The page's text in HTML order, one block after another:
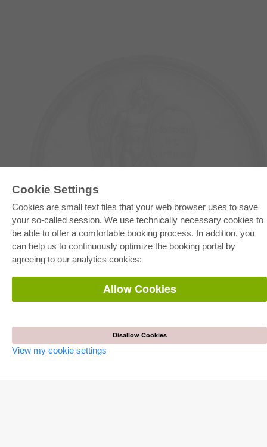
Cookie Settings
Cookies are small text files that your web browser uses to save
your so-called session. We use technically necessary cookies to
be able to offer a comfortable booking process. In addition, you
can help us to continuously optimize the booking portal by
agreeing to our analytics cookies:
Allow Cookies
Disallow Cookies
View my cookie settings
E-COLLECTION
Full Package
Department Packages
Pick & Choose
E-Book Delivery
Frequently Asked Questions (FAQ)
Publish dissertation